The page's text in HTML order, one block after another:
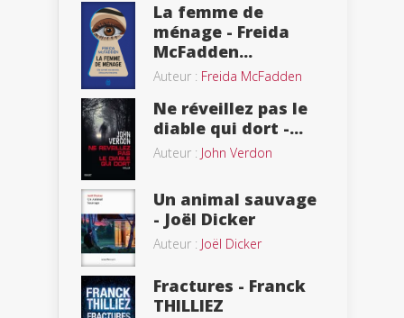
La femme de
ménage - Freida
McFadden...
Auteur : Freida McFadden
Ne réveillez pas le
diable qui dort -...
Auteur : John Verdon
Un animal sauvage
- Joël Dicker
Auteur : Joël Dicker
Fractures - Franck
THILLIEZ